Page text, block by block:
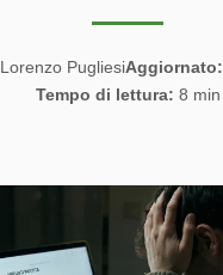
Lorenzo PugliesiAggiornato:
Tempo di lettura: 8 min